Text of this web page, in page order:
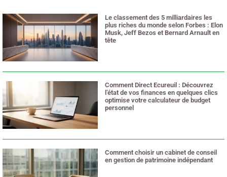
Le classement des 5 milliardaires les
plus riches du monde selon Forbes : Elon
Musk, Jeff Bezos et Bernard Arnault en
tête
Comment Direct Ecureuil : Découvrez
l’état de vos finances en quelques clics
optimise votre calculateur de budget
personnel
Comment choisir un cabinet de conseil
en gestion de patrimoine indépendant